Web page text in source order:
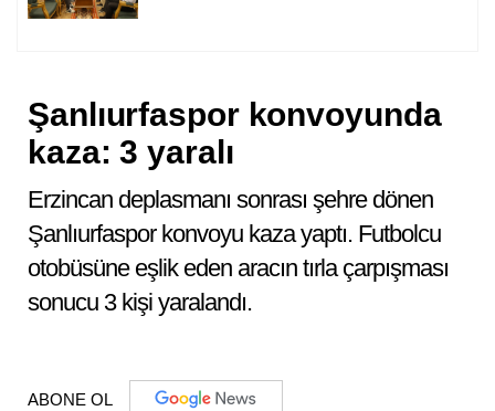
Şanlıurfaspor konvoyunda
kaza: 3 yaralı
Erzincan deplasmanı sonrası şehre dönen
Şanlıurfaspor konvoyu kaza yaptı. Futbolcu
otobüsüne eşlik eden aracın tırla çarpışması
sonucu 3 kişi yaralandı.
ABONE OL